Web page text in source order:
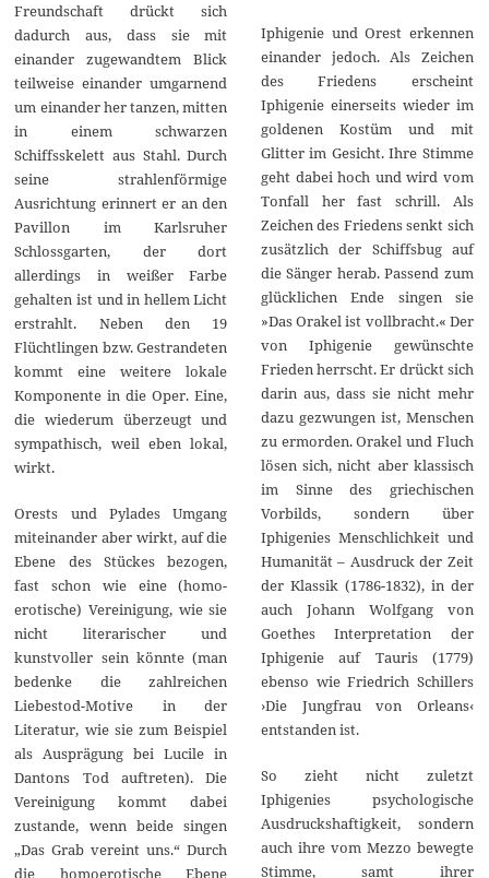
Freundschaft drückt sich
dadurch aus, dass sie mit
einander zugewandtem Blick
teilweise einander umgarnend
um einander her tanzen, mitten
in einem schwarzen
Schiffsskelett aus Stahl. Durch
seine strahlenförmige
Ausrichtung erinnert er an den
Pavillon im Karlsruher
Schlossgarten, der dort
allerdings in weißer Farbe
gehalten ist und in hellem Licht
erstrahlt. Neben den 19
Flüchtlingen bzw. Gestrandeten
kommt eine weitere lokale
Komponente in die Oper. Eine,
die wiederum überzeugt und
sympathisch, weil eben lokal,
wirkt.
Orests und Pylades Umgang
miteinander aber wirkt, auf die
Ebene des Stückes bezogen,
fast schon wie eine (homo-
erotische) Vereinigung, wie sie
nicht literarischer und
kunstvoller sein könnte (man
bedenke die zahlreichen
Liebestod-Motive in der
Literatur, wie sie zum Beispiel
als Ausprägung bei Lucile in
Dantons Tod auftreten). Die
Vereinigung kommt dabei
zustande, wenn beide singen
„Das Grab vereint uns.“ Durch
die homoerotische Ebene
Iphigenie und Orest erkennen
einander jedoch. Als Zeichen
des Friedens erscheint
Iphigenie einerseits wieder im
goldenen Kostüm und mit
Glitter im Gesicht. Ihre Stimme
geht dabei hoch und wird vom
Tonfall her fast schrill. Als
Zeichen des Friedens senkt sich
zusätzlich der Schiffsbug auf
die Sänger herab. Passend zum
glücklichen Ende singen sie
»Das Orakel ist vollbracht.« Der
von Iphigenie gewünschte
Frieden herrscht. Er drückt sich
darin aus, dass sie nicht mehr
dazu gezwungen ist, Menschen
zu ermorden. Orakel und Fluch
lösen sich, nicht aber klassisch
im Sinne des griechischen
Vorbilds, sondern über
Iphigenies Menschlichkeit und
Humanität – Ausdruck der Zeit
der Klassik (1786-1832), in der
auch Johann Wolfgang von
Goethes Interpretation der
Iphigenie auf Tauris (1779)
ebenso wie Friedrich Schillers
›Die Jungfrau von Orleans‹
entstanden ist.
So zieht nicht zuletzt
Iphigenies psychologische
Ausdruckshaftigkeit, sondern
auch ihre vom Mezzo bewegte
Stimme, samt ihrer